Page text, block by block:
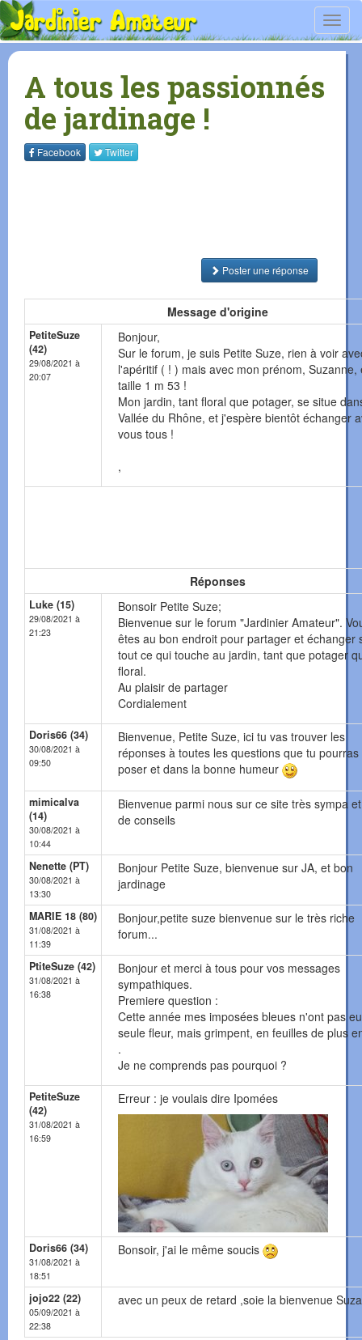
A tous les passionnés
de jardinage !
Facebook Twitter
Poster une réponse
Message d'origine
PetiteSuze
(42)
29/08/2021 à
20:07
Bonjour,
Sur le forum, je suis Petite Suze, rien à voir
l'apéritif ( ! ) mais avec mon prénom, Suzanne,
taille 1 m 53 !
Mon jardin, tant floral que potager, se situe
Vallée du Rhône, et j'espère bientôt échanger
vous tous !
,
Réponses
Luke (15)
29/08/2021 à
21:23
Bonsoir Petite Suze;
Bienvenue sur le forum "Jardinier Amateur".
êtes au bon endroit pour partager et échanger
tout ce qui touche au jardin, tant que potager
floral.
Au plaisir de partager
Cordialement
Doris66 (34)
30/08/2021 à
09:50
Bienvenue, Petite Suze, ici tu vas trouver les
réponses à toutes les questions que tu pourras
poser et dans la bonne humeur
mimicalva
(14)
30/08/2021 à
10:44
Bienvenue parmi nous sur ce site très sympa
de conseils
Nenette (PT)
30/08/2021 à
13:30
Bonjour Petite Suze, bienvenue sur JA, et bon
jardinage
MARIE 18 (80)
31/08/2021 à
11:39
Bonjour,petite suze bienvenue sur le très riche
forum...
PtiteSuze (42)
31/08/2021 à
16:38
Bonjour et merci à tous pour vos messages
sympathiques.
Premiere question :
Cette année mes imposées bleues n'ont pas
seule fleur, mais grimpent, en feuilles de plus
.
Je ne comprends pas pourquoi ?
PetiteSuze
(42)
31/08/2021 à
16:59
Erreur : je voulais dire Ipomées
Doris66 (34)
31/08/2021 à
18:51
Bonsoir, j'ai le même soucis
jojo22 (22)
05/09/2021 à
22:38
avec un peux de retard ,soie la bienvenue